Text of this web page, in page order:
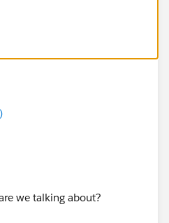
Creation COVID-19
we talking about?